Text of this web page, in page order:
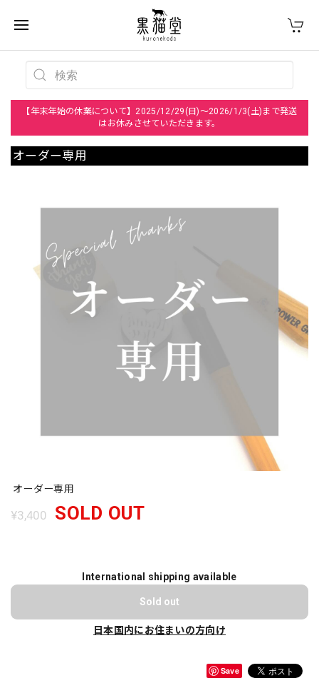
【年末年始の休業について】2025/12/29(日)～2026/1/3(土)まで発送
はお休みさせていただきます。
オーダー専用
オーダー専用
¥3,400 SOLD OUT
International shipping available
Sold out
日本国内にお住まいの方向け
Save